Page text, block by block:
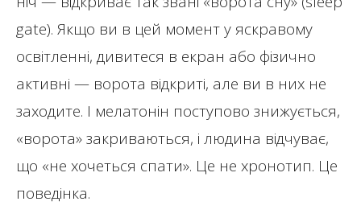
gate). Якщо ви в цей момент у яскравому
освітленні, дивитеся в екран або фізично
активні — ворота відкриті, але ви в них не
заходите. І мелатонін поступово знижується,
«ворота» закриваються, і людина відчуває,
що «не хочеться спати». Це не хронотип. Це
поведінка.